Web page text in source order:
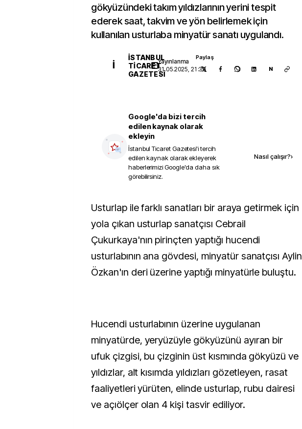
gökyüzündeki takım yıldızlarının yerini tespit
ederek saat, takvim ve yön belirlemek için
kullanılan usturlaba minyatür sanatı uygulandı.
İ
İSTANBUL
TICARET
GAZETESI
Yayınlanma
31.05.2025, 21:39
Paylaş
N
Google'da bizi tercih
edilen kaynak olarak
ekleyin
İstanbul Ticaret Gazetesi'i tercih
edilen kaynak olarak ekleyerek
haberlerimizi Google'da daha sık
görebilirsiniz.
Nasıl çalışır?›
Usturlap ile farklı sanatları bir araya getirmek için
yola çıkan usturlap sanatçısı Cebrail
Çukurkaya'nın pirinçten yaptığı hucendi
usturlabının ana gövdesi, minyatür sanatçısı Aylin
Özkan'ın deri üzerine yaptığı minyatürle buluştu.
Hucendi usturlabının üzerine uygulanan
minyatürde, yeryüzüyle gökyüzünü ayıran bir
ufuk çizgisi, bu çizginin üst kısmında gökyüzü ve
yıldızlar, alt kısımda yıldızları gözetleyen, rasat
faaliyetleri yürüten, elinde usturlap, rubu dairesi
ve açıölçer olan 4 kişi tasvir ediliyor.